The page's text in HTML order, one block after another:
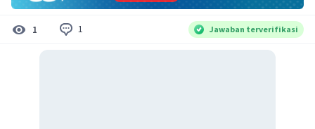
1 1 Jawaban terverifikasi